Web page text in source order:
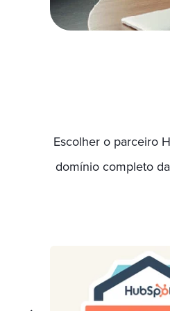
Dados,
Componentes,
Operação
Escolher o parceiro
domínio completo